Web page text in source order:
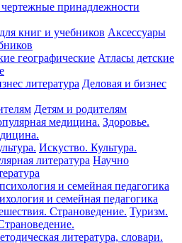
принадлежности
Аксессуары
Атласы детские
Деловая и бизнес
Детям и родителям
Здоровье.
Искуство. Культура.
Научно
и семейная педагогика
Туризм.